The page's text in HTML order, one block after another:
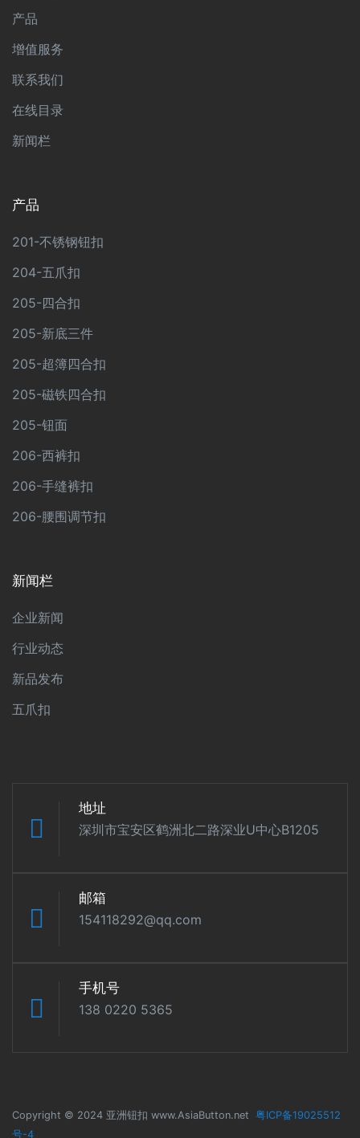
产品
增值服务
联系我们
在线目录
新闻栏
产品
201-不锈钢钮扣
204-五爪扣
205-四合扣
205-新底三件
205-超簿四合扣
205-磁铁四合扣
205-钮面
206-西裤扣
206-手缝裤扣
206-腰围调节扣
新闻栏
企业新闻
行业动态
新品发布
五爪扣
地址
深圳市宝安区鹤洲北二路深业U中心B1205
邮箱
154118292@qq.com
手机号
138 0220 5365
Copyright © 2024 亚洲钮扣 www.AsiaButton.net 粤ICP备19025512
号-4